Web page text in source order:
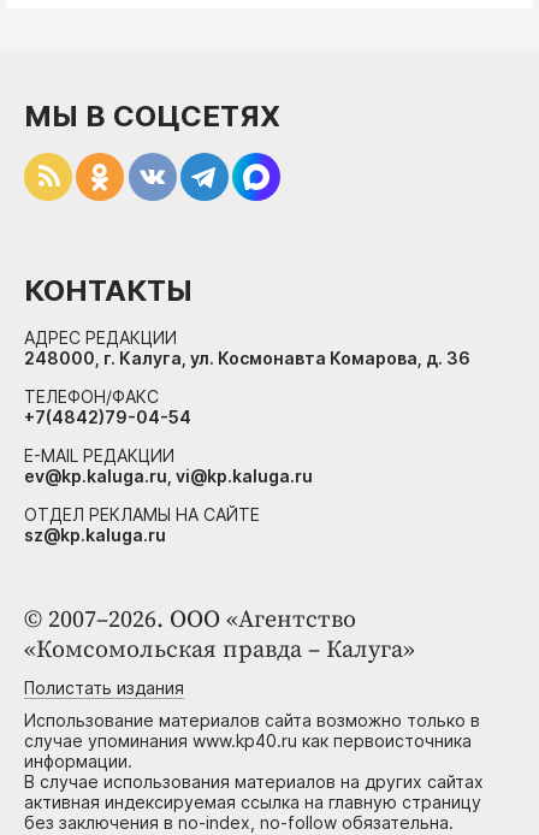
© 2007–2026. ООО «Агентство
«Комсомольская правда – Калуга»
Полистать издания
Использование материалов сайта возможно только в
случае упоминания www.kp40.ru как первоисточника
информации.
В случае использования материалов на других сайтах
активная индексируемая ссылка на главную страницу
без заключения в no-index, no-follow обязательна.
МЫ В СОЦСЕТЯХ
КОНТАКТЫ
АДРЕС РЕДАКЦИИ
248000, г. Калуга, ул. Космонавта Комарова, д. 36
ТЕЛЕФОН/ФАКС
+7(4842)79-04-54
E-MAIL РЕДАКЦИИ
ev@kp.kaluga.ru, vi@kp.kaluga.ru
ОТДЕЛ РЕКЛАМЫ НА САЙТЕ
sz@kp.kaluga.ru